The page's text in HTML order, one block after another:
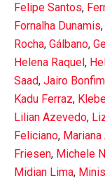
Felipe Santos,
Fornalha Dunamis,
Rocha, Gálbano,
Helena Raquel ,
Saad, Jairo Bonfim
Kadu Ferraz,
Lilian Azevedo,
Feliciano, Mariana
Friesen, Michele
Midian Lima,